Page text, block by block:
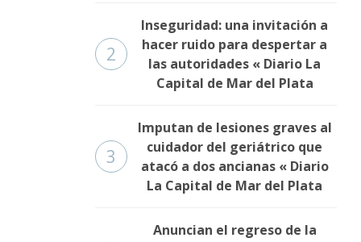
2
Inseguridad: una invitación a
hacer ruido para despertar a
las autoridades « Diario La
Capital de Mar del Plata
3
Imputan de lesiones graves al
cuidador del geriátrico que
atacó a dos ancianas « Diario
La Capital de Mar del Plata
Anuncian el regreso de la